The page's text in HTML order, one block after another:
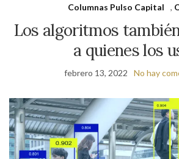
Columnas Pulso Capital ,
Los algoritmos
a quienes los
febrero 13, 2022 No hay